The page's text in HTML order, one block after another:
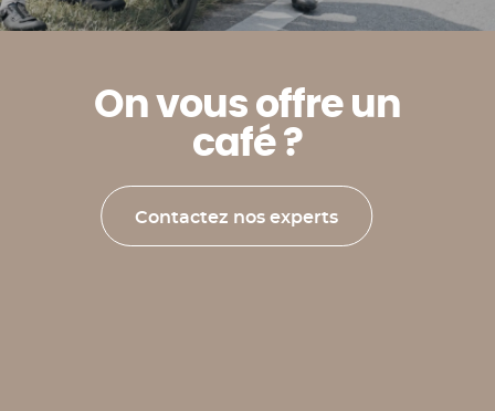
On vous offre un
café ?
Contactez nos experts